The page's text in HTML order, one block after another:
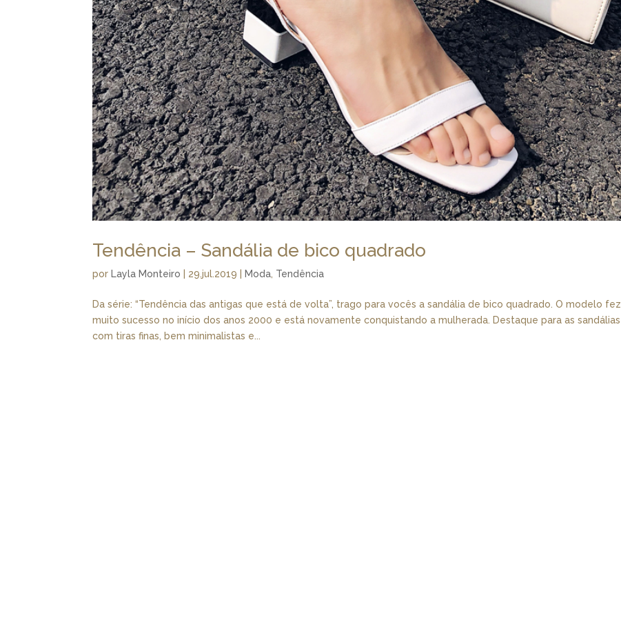
Tendência – Sandália de bico quadrado
porLayla Monteiro | 29.jul.2019 |Moda, Tendência
Da série: “Tendência das antigas que está de volta”, trago para vocês a sandália de bico quadrado. O modelo fez
muito sucesso no início dos anos 2000 e está novamente conquistando a mulherada. Destaque para as sandálias
com tiras finas, bem minimalistas e...